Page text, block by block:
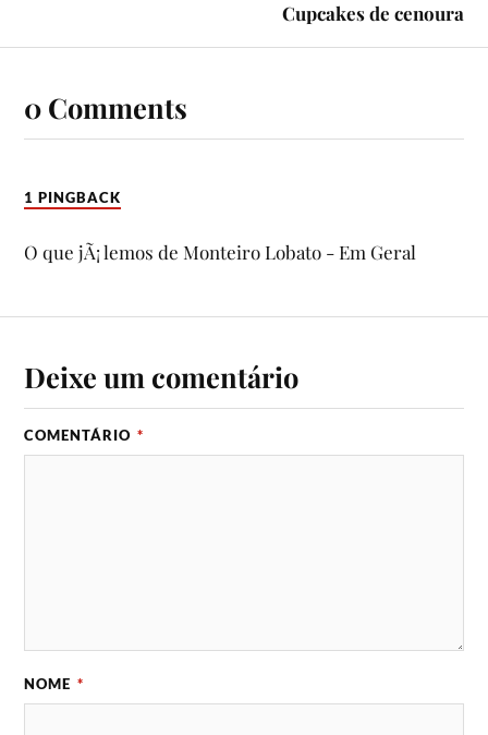
Cupcakes de cenoura
0 Comments
1 PINGBACK
O que jÃ¡ lemos de Monteiro Lobato - Em Geral
Deixe um comentário
COMENTÁRIO *
NOME *